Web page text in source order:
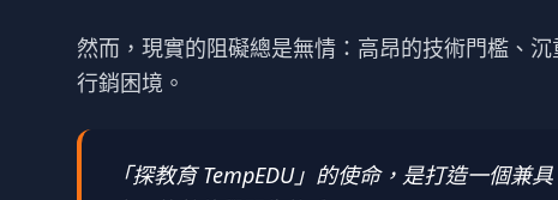
然而，現實的阻礙總是無情：高昂的技術門檻、
行銷困境。
「探教育 TempEDU」的使命，是打造一個兼